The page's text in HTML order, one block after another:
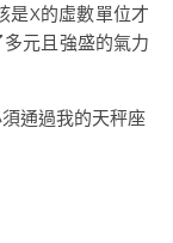
是X的虛數單位才
元且強盛的氣力
通過我的天秤座